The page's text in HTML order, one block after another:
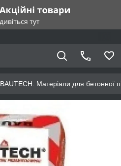
BAUTECH. Матеріали для бетонної